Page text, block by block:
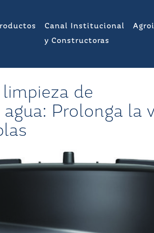
Canal Institucional
y Constructoras
de
Prolonga la